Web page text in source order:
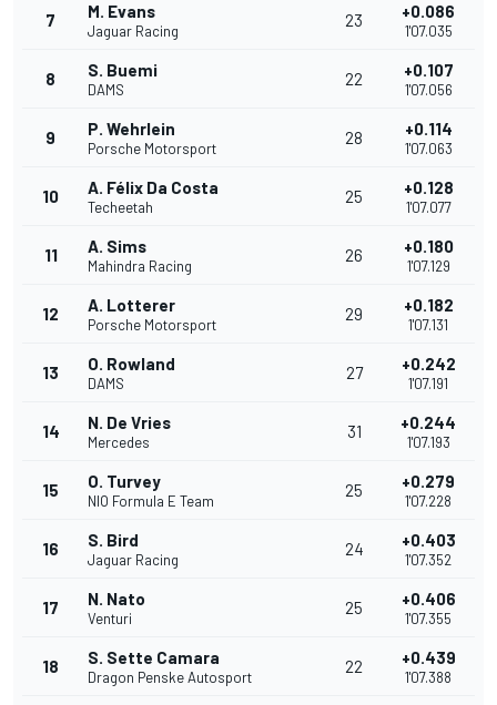
7 M. Evans
Jaguar Racing
23 +0.086
1'07.035
8 S. Buemi
DAMS
22 +0.107
1'07.056
9 P. Wehrlein
Porsche Motorsport
28 +0.114
1'07.063
10 A. Félix Da Costa
Techeetah
25 +0.128
1'07.077
11 A. Sims
Mahindra Racing
26 +0.180
1'07.129
12 A. Lotterer
Porsche Motorsport
29 +0.182
1'07.131
13 O. Rowland
DAMS
27 +0.242
1'07.191
14 N. De Vries
Mercedes
31 +0.244
1'07.193
15 O. Turvey
NIO Formula E Team
25 +0.279
1'07.228
16 S. Bird
Jaguar Racing
24 +0.403
1'07.352
17 N. Nato
Venturi
25 +0.406
1'07.355
18 S. Sette Camara
Dragon Penske Autosport
22 +0.439
1'07.388